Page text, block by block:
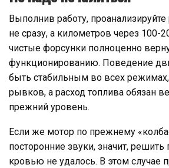
Выполнив работу,
не сразу, а километров через 100-
чистые форсунки полноценно
функционированию. Поведение
быть стабильным во всех
рывков, а расход топлива обязан
прежний уровень.
Если же мотор по прежнему
посторонние звуки, значит,
кровью не удалось. В этом случае